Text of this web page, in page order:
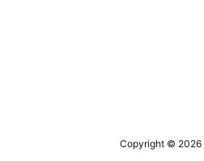
Copyright © 2026